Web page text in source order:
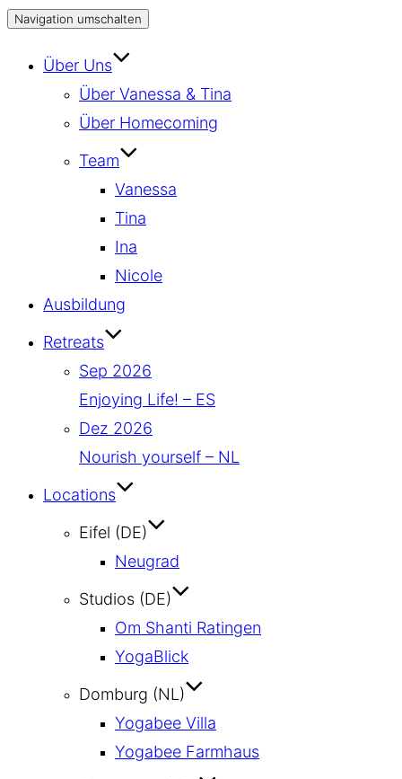
Navigation umschalten
Über Uns
Über Vanessa & Tina
Über Homecoming
Team
Vanessa
Tina
Ina
Nicole
Ausbildung
Retreats
Sep 2026
Enjoying Life! – ES
Dez 2026
Nourish yourself – NL
Locations
Eifel (DE)
Neugrad
Studios (DE)
Om Shanti Ratingen
YogaBlick
Domburg (NL)
Yogabee Villa
Yogabee Farmhaus